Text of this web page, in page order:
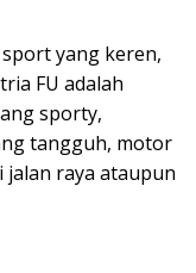
yang keren,
FU adalah
sporty,
tangguh, motor
jalan raya ataupun